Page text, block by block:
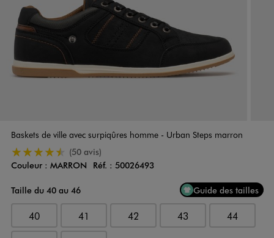
Baskets de ville avec surpiqûres homme - Urban Steps marron
4.5/5 de moyenne
(50 avis)
Couleur
Couleur : MARRON Réf. : 50026493
Taille du 40 au 46
Guide des tailles
40 41 42 43 44